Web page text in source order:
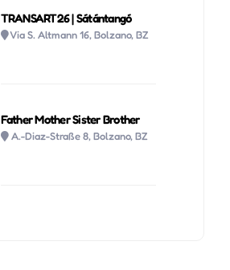
TRANSART26 | Sátántangó
Via S. Altmann 16, Bolzano, BZ
Father Mother Sister Brother
A.-Diaz-Straße 8, Bolzano, BZ